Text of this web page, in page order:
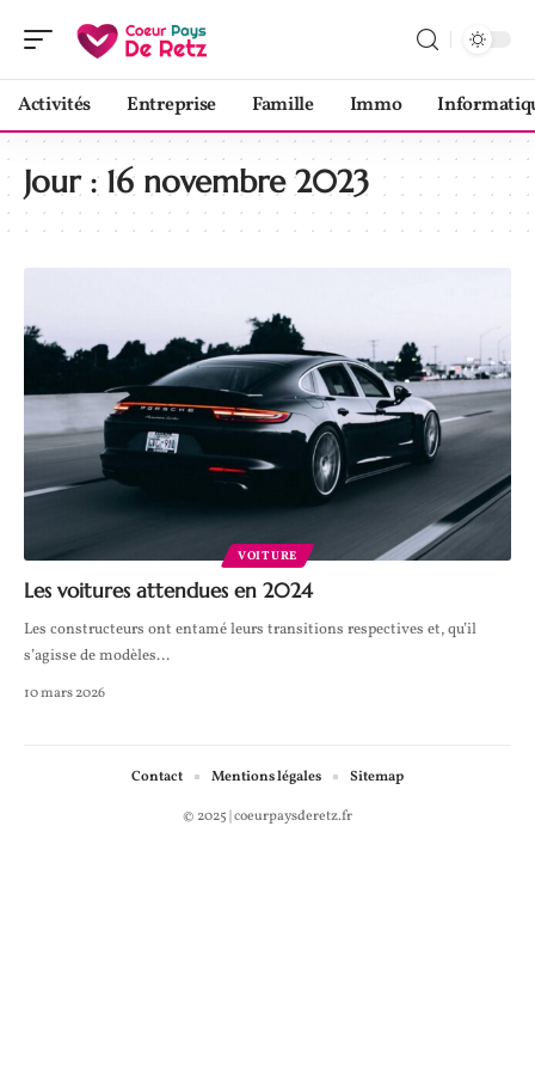
Activités Entreprise Famille Immo
Jour : 16 novembre 2023
VOITURE
Les voitures attendues en 2024
Les constructeurs ont entamé leurs transitions respectives et, qu’il
s’agisse de modèles…
10 mars 2026
© 2025 | coeurpaysderetz.fr
Contact Mentions légales Sitemap